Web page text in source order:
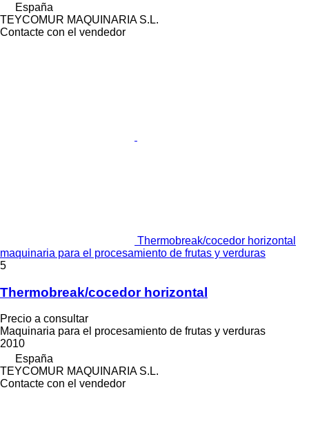
España
TEYCOMUR MAQUINARIA S.L.
Contacte con el vendedor
Thermobreak/cocedor horizontal
maquinaria para el procesamiento de frutas y verduras
5
Thermobreak/cocedor horizontal
Precio a consultar
Maquinaria para el procesamiento de frutas y verduras
2010
España
TEYCOMUR MAQUINARIA S.L.
Contacte con el vendedor